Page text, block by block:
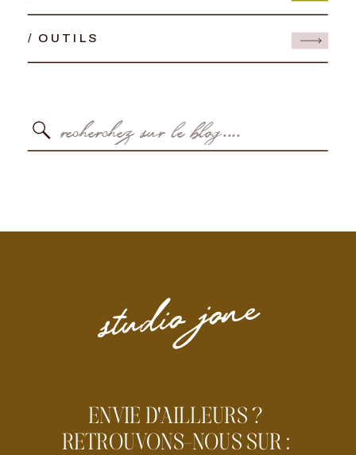
/ OUTILS
Search
for:
ENVIE D'AILLEURS ?
RETROUVONS-NOUS SUR :
studio jone